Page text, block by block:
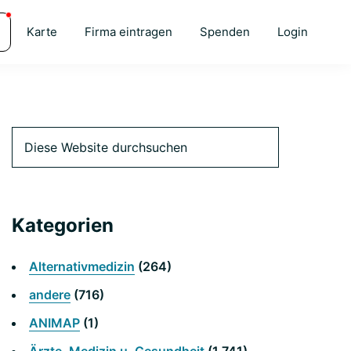
Karte Firma eintragen Spenden Login
Website
Kategorien
Alternativmedizin (264)
andere (716)
ANIMAP (1)